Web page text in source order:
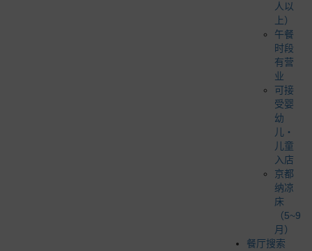
人以
上）
午餐
时段
有营
业
可接
受婴
幼
儿・
儿童
入店
京都
纳凉
床
（5~9
月）
餐厅搜索